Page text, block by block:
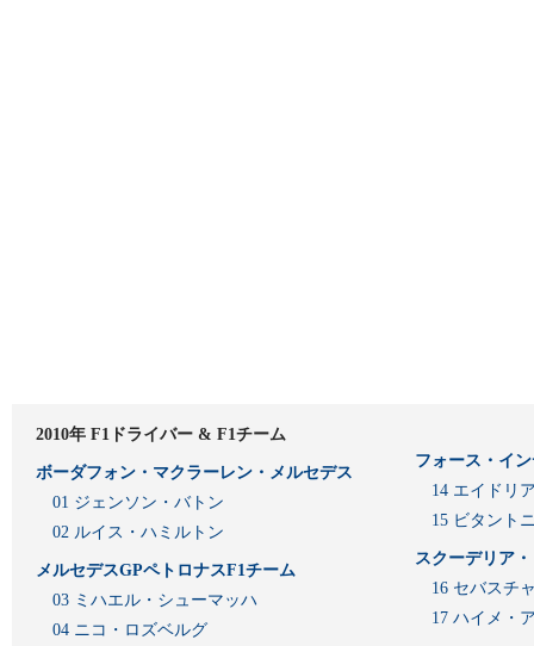
2010年 F1ドライバー & F1チーム
ボーダフォン・マクラーレン・メルセデス
01 ジェンソン・バトン
02 ルイス・ハミルトン
メルセデスGPペトロナスF1チーム
03 ミハエル・シューマッハ
04 ニコ・ロズベルグ
フォース・イ
14 エイドリ
15 ビタント
スクーデリア
16 セバスチ
17 ハイメ・